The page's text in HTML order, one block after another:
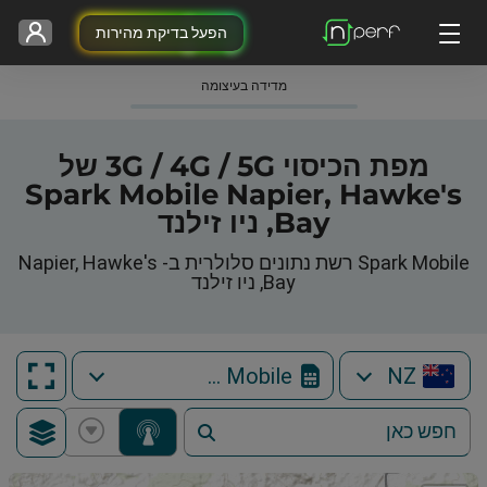
הפעל בדיקת מהירות
מדידה בעיצומה
מפת הכיסוי 3G / 4G / 5G של
Spark Mobile Napier, Hawke's
Bay, ניו זילנד
Spark Mobile רשת נתונים סלולרית ב- Napier, Hawke's
Bay, ניו זילנד
NZ
Spark Mobile